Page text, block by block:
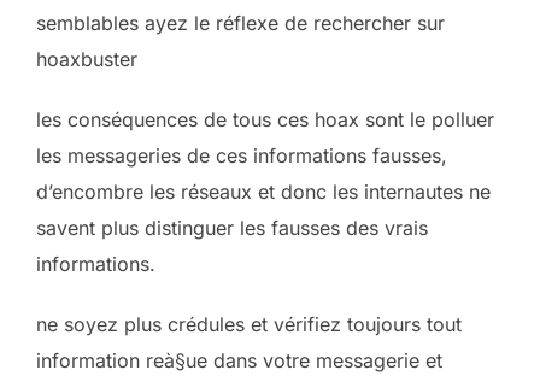
semblables ayez le réflexe de rechercher sur
hoaxbuster
les conséquences de tous ces hoax sont le polluer
les messageries de ces informations fausses,
d’encombre les réseaux et donc les internautes ne
savent plus distinguer les fausses des vrais
informations.
ne soyez plus crédules et vérifiez toujours tout
information reà§ue dans votre messagerie et